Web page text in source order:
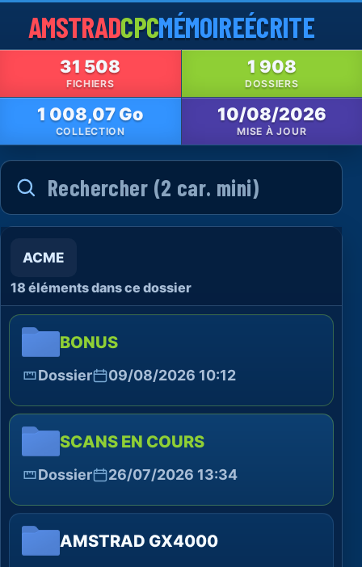
AMSTRADCPCMÉMOIREÉCRITE
31 508
FICHIERS
1 908
DOSSIERS
1 008,07 Go
COLLECTION
10/08/2026
MISE À JOUR
ACME
18 éléments dans ce dossier
BONUS
Dossier 09/08/2026 10:12
SCANS EN COURS
Dossier 26/07/2026 13:34
AMSTRAD GX4000